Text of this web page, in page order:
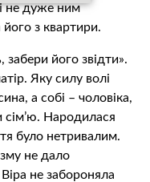
не дуже ним
з квартири.
його звідти».
Яку силу волі
а собі – чоловіка,
Народилася
було нетривалим.
не дало
не забороняла